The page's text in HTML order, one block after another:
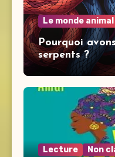
Le monde animal
Pourquoi
serpents ?
Lecture Non